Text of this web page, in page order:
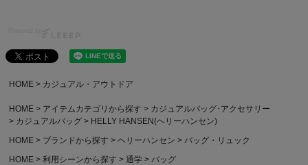
HOME カジュアル・アウトドア
HOME アイテムカテゴリから探す
カジュアルバッグ･アクセサリー
カジュアルバッグ
HELLY HANSEN(ヘリーハンセン)
HOME
ブランドから探す ヘリーハンセン
バッグ・リュック
HOME
利用シーンから探す 通学
バッグ